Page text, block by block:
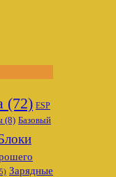
(72) ESP
(8) Базовый
Зарядные